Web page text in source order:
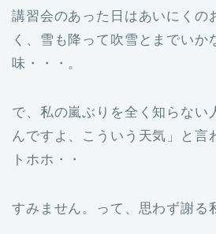
講習会のあった日はあいにくの
く、雪も降って吹雪とまでいか
味・・・。
で、私の嵐ぶりを全く知らない
んですよ、こういう天気」と言
トホホ・・
すみません。って、思わず謝る